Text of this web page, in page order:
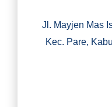
Jl. Mayjen Mas
Kec. Pare,